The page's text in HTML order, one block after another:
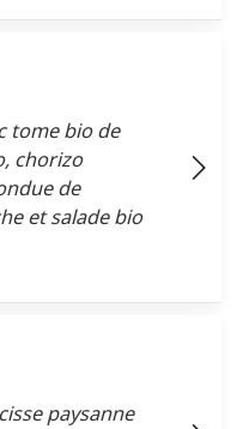
tome bio de
chorizo
de
et salade bio
paysanne